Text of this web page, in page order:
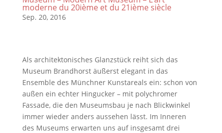
moderne du 20ième et du 21ième siècle
Sep. 20, 2016
Als architektonisches Glanzstück reiht sich das
Museum Brandhorst äußerst elegant in das
Ensemble des Münchner Kunstareals ein: schon von
außen ein echter Hingucker – mit polychromer
Fassade, die den Museumsbau je nach Blickwinkel
immer wieder anders aussehen lässt. Im Inneren
des Museums erwarten uns auf insgesamt drei